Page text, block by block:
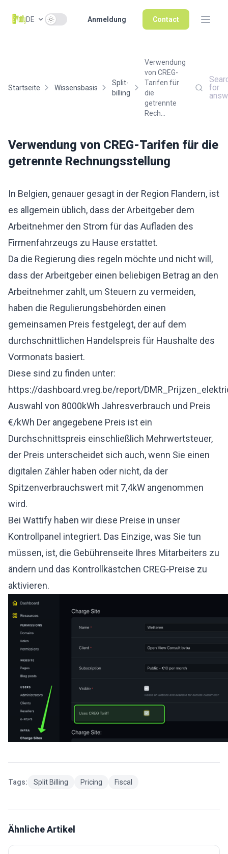
DE Use setting Anmeldung Contact
Startseite Wissensbasis
Split-
billing
Verwendung
von CREG-
Tarifen für
die
getrennte
Rech...
for
Verwendung von CREG-Tarifen für die
getrennte Rechnungsstellung
In Belgien, genauer gesagt in der Region Flandern, ist
es allgemein üblich, dass der Arbeitgeber dem
Arbeitnehmer den Strom für das Aufladen des
Firmenfahrzeugs zu Hause erstattet.
Da die Regierung dies regeln möchte und nicht will,
dass der Arbeitgeber einen beliebigen Betrag an den
Arbeitnehmer zahlt, um Steuern zu vermeiden,
haben die Regulierungsbehörden einen
gemeinsamen Preis festgelegt, der auf dem
durchschnittlichen Handelspreis für Haushalte des
Vormonats basiert.
Diese sind zu finden unter:
https://dashboard.vreg.be/report/
Auswahl von 8000kWh Jahresverbrauch und Preis
€/kWh Der angegebene Preis ist ein
Durchschnittspreis einschließlich Mehrwertsteuer,
der Preis unterscheidet sich auch, wenn Sie einen
digitalen Zähler haben oder nicht, da der
Spitzenverbrauchswert mit 7,4kW angenommen
wird.
Bei Wattify haben wir diese Preise in unser
Kontrollpanel integriert. Das Einzige, was Sie tun
müssen, ist, die Gebührenseite Ihres Mitarbeiters zu
ändern und das Kontrollkästchen CREG-Preise zu
aktivieren.
Tags: Split Billing Pricing Fiscal
Ähnliche Artikel